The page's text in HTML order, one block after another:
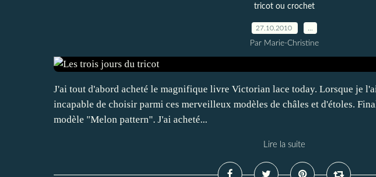
tricot ou crochet
27.10.2010
Par Marie-Christine
J'ai tout d'abord acheté le magnifique livre Victorian lace today. Lorsque je
incapable de choisir parmi ces merveilleux modèles de châles et d'étoles.
modèle "Melon pattern". J'ai acheté...
Lire la suite